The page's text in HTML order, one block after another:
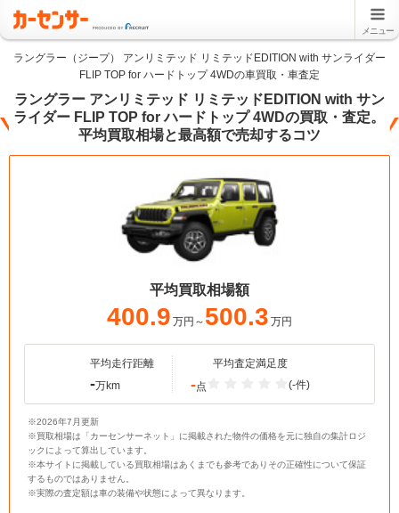
メニュー
ラングラー（ジープ） アンリミテッド リミテッドEDITION with サンライダー
FLIP TOP for ハードトップ 4WDの車買取・車査定
ラングラー アンリミテッド リミテッドEDITION with サン
ライダー FLIP TOP for ハードトップ 4WDの買取・査定。
平均買取相場と最高額で売却するコツ
平均買取相場額
400.9 万円～ 500.3 万円
平均走行距離
-万km
平均査定満足度
-点 (-件)
※2026年7月更新
※買取相場は「カーセンサーネット」に掲載された物件の価格を元に独自の集計ロジ
ックによって算出しています。
※本サイトに掲載している買取相場はあくまでも参考でありその正確性について保証
するものではありません。
※実際の査定額は車の装備や状態によって異なります。